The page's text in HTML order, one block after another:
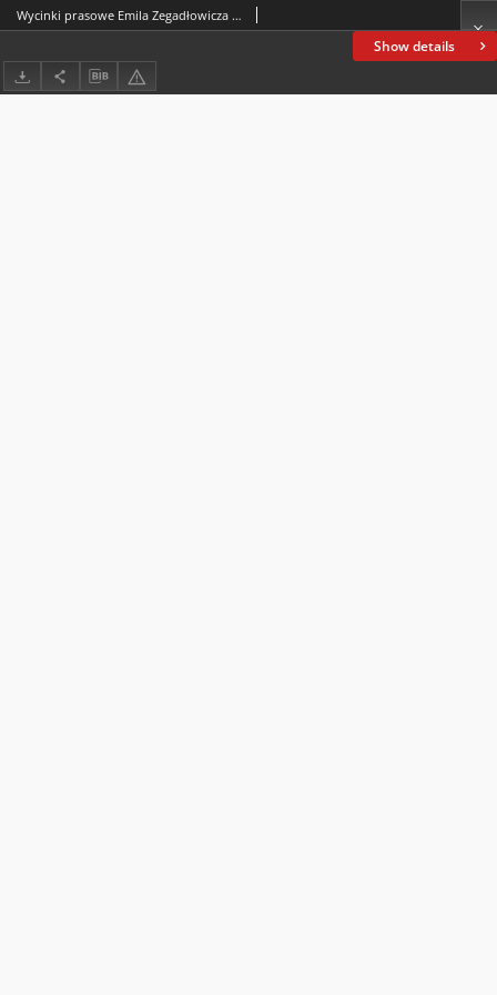
Show details
Wycinki prasowe Emila Zegadłowicza : wycinki z opublikowanymi utworami Zegadłowicza oraz artykułami i wzmiankami o pisarzu z polskich gazet